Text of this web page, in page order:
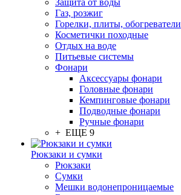
Защита от воды
Газ, розжиг
Горелки, плиты, обогреватели
Косметички походные
Отдых на воде
Питьевые системы
Фонари
Аксессуары фонари
Головные фонари
Кемпинговые фонари
Подводные фонари
Ручные фонари
+ ЕЩЕ 9
Рюкзаки и сумки
Рюкзаки
Сумки
Мешки водонепроницаемые